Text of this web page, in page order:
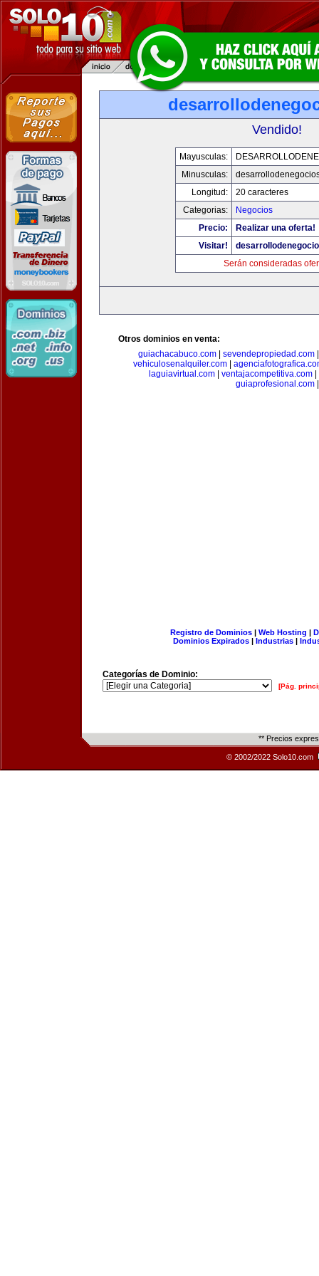
Vendido!
Mayusculas:
Minusculas:
Longitud:
20 caracteres
Categorias:
Negocios
Precio:
Realizar una oferta!
Visitar!
Serán consideradas
Otros dominios en venta:
guiachacabuco.com| sevendepropiedad.com
vehiculosenalquiler.com
laguiavirtual.com
ventajacompetitiva.com
guiaprofesional.com|
Registro de Dominios| Web Hosting |
Dominios Expirados | Industrias |
Categorías de Dominio:
[Pág.
** Precios
© 2002/2022 Solo10.com